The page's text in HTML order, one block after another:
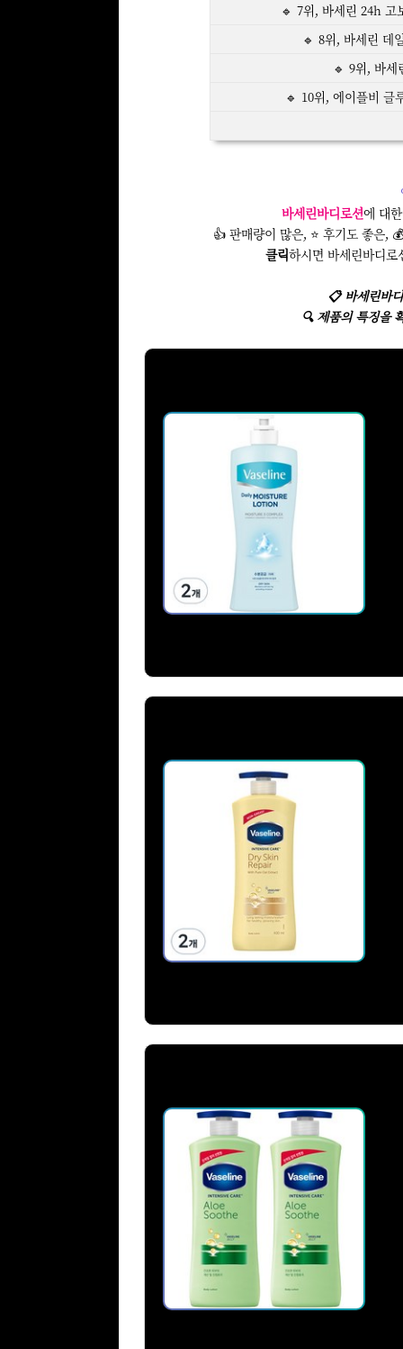
🔹 7위, 바세린 24h 고
🔹 8위, 바세린 데
🔹 9위, 바
🔹 10위, 에이플비 글
바세린바디로션에 대
👍 판매량이 많은, ⭐ 후기도 좋은,
클릭하시면 바세린바디
📋 바세린바
🔍 제품의 특징을